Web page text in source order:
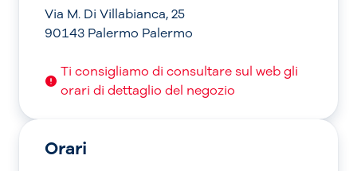
Via M. Di Villabianca, 25
90143 Palermo Palermo
Ti consigliamo di consultare sul web gli
orari di dettaglio del negozio
Orari